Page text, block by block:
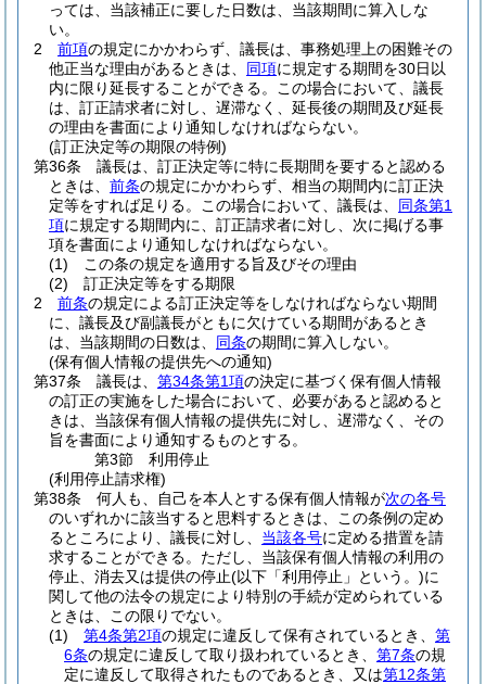
っては、当該補正に要した日数は、当該期間に算入しな
い。
2
前項の規定にかかわらず、議長は、事務処理上の困難その
他正当な理由があるときは、 同項に規定する期間を30日以
内に限り延長することができる。
この場合において、議長
は、訂正請求者に対し、遅滞なく、延長後の期間及び延長
の理由を書面により通知しなければならない。
(訂正決定等の期限の特例)
第36条
議長は、訂正決定等に特に長期間を要すると認める
ときは、 前条の規定にかかわらず、相当の期間内に訂正決
定等をすれば足りる。
この場合において、議長は、 同条第1
項に規定する期間内に、訂正請求者に対し、次に掲げる事
項を書面により通知しなければならない。
(1)
この条の規定を適用する旨及びその理由
(2)
訂正決定等をする期限
2
前条の規定による訂正決定等をしなければならない期間
に、議長及び副議長がともに欠けている期間があるとき
は、当該期間の日数は、 同条の期間に算入しない。
(保有個人情報の提供先への通知)
第37条
議長は、 第34条第1項の決定に基づく保有個人情報
の訂正の実施をした場合において、必要があると認めると
きは、当該保有個人情報の提供先に対し、遅滞なく、その
旨を書面により通知するものとする。
第3節
利用停止
(利用停止請求権)
第38条
何人も、自己を本人とする保有個人情報が次の各号
のいずれかに該当すると思料するときは、この条例の定め
るところにより、議長に対し、 当該各号に定める措置を請
求することができる。 ただし、当該保有個人情報の利用の
停止、消去又は提供の停止(以下「利用停止」という。)に
関して他の法令の規定により特別の手続が定められている
ときは、この限りでない。
(1)
第4条第2項の規定に違反して保有されているとき、 第
6条の規定に違反して取り扱われているとき、 第7条の規
定に違反して取得されたものであるとき、又は第12条第